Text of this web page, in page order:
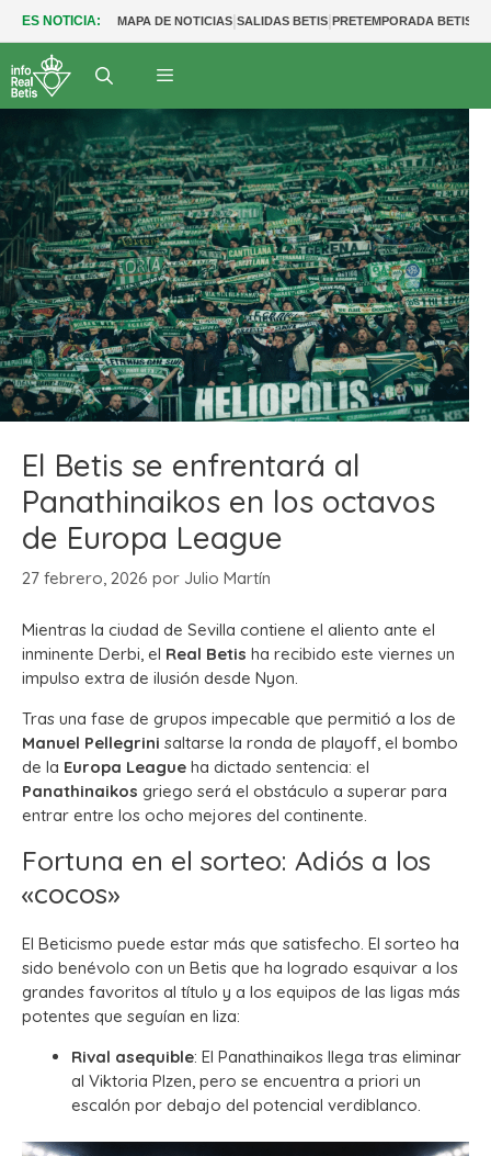
ES NOTICIA: MAPA DE NOTICIAS|SALIDAS BETIS|PRETEMPORADA BETIS
El Betis se enfrentará al
Panathinaikos en los octavos
de Europa League
27 febrero, 2026 por Julio Martín
Mientras la ciudad de Sevilla contiene el aliento ante el
inminente Derbi, el Real Betis ha recibido este viernes un
impulso extra de ilusión desde Nyon.
Tras una fase de grupos impecable que permitió a los de
Manuel Pellegrini saltarse la ronda de playoff, el bombo
de la Europa League ha dictado sentencia: el
Panathinaikos griego será el obstáculo a superar para
entrar entre los ocho mejores del continente.
Fortuna en el sorteo: Adiós a los
«cocos»
El Beticismo puede estar más que satisfecho. El sorteo ha
sido benévolo con un Betis que ha logrado esquivar a los
grandes favoritos al título y a los equipos de las ligas más
potentes que seguían en liza:
Rival asequible: El Panathinaikos llega tras eliminar
al Viktoria Plzen, pero se encuentra a priori un
escalón por debajo del potencial verdiblanco.